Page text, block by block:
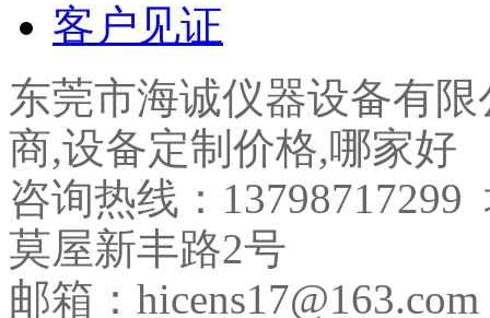
客户见证
东莞市海诚仪器设备有
商,设备定制价格,哪家好
咨询热线：
莫屋新丰路2号
邮箱：hicens17@163.com